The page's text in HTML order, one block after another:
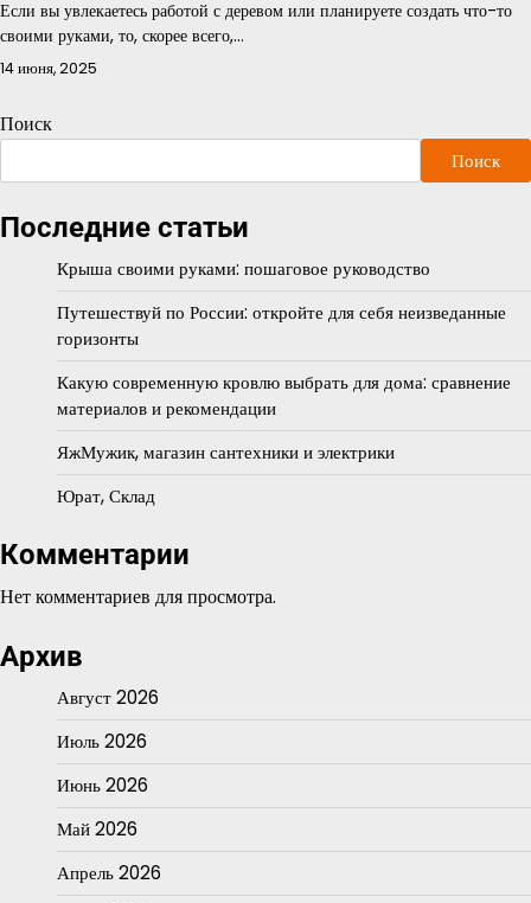
Если вы увлекаетесь работой с деревом или планируете создать что-то
своими руками, то, скорее всего,…
14 июня, 2025
Поиск
Поиск
Последние статьи
Крыша своими руками: пошаговое руководство
Путешествуй по России: откройте для себя неизведанные
горизонты
Какую современную кровлю выбрать для дома: сравнение
материалов и рекомендации
ЯжМужик, магазин сантехники и электрики
Юрат, Склад
Комментарии
Нет комментариев для просмотра.
Архив
Август 2026
Июль 2026
Июнь 2026
Май 2026
Апрель 2026